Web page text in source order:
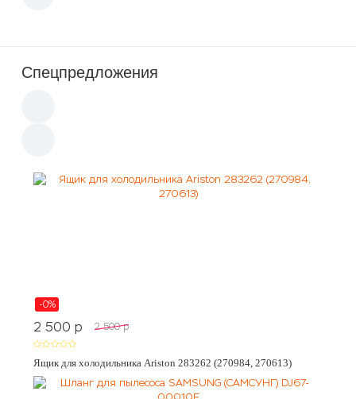
Спецпредложения
-0%
2 500 p 2 500 p
Ящик для холодильника Ariston 283262 (270984, 270613)